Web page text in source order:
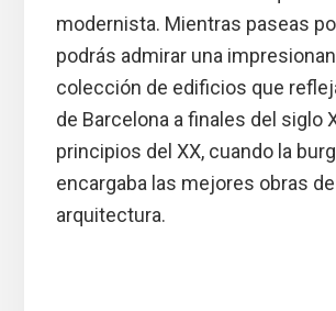
modernista. Mientras paseas
podrás admirar una
colección de edificios que
de Barcelona a finales del siglo
principios del XX, cuando la
encargaba las mejores obras
arquitectura.